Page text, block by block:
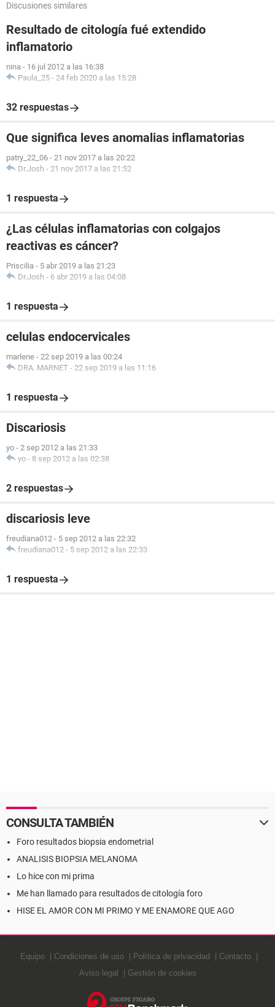
Discusiones similares
Resultado de citología fué extendido
inflamatorio
nina - 16 jul 2012 a las 16:38
Paula_25 - 24 feb 2020 a las 15:28
32 respuestas
Que significa leves anomalias inflamatorias
patry_22_06 - 21 nov 2017 a las 20:22
Dr.Josh - 21 nov 2017 a las 21:52
1 respuesta
¿Las células inflamatorias con colgajos
reactivas es cáncer?
Priscilia - 5 abr 2019 a las 21:23
Dr.Josh - 6 abr 2019 a las 04:08
1 respuesta
celulas endocervicales
marlene - 22 sep 2019 a las 00:24
DRA. MARNET - 22 sep 2019 a las 11:16
1 respuesta
Discariosis
yo - 2 sep 2012 a las 21:33
yo - 8 sep 2012 a las 02:38
2 respuestas
discariosis leve
freudiana012 - 5 sep 2012 a las 22:32
freudiana012 - 5 sep 2012 a las 22:33
1 respuesta
CONSULTA TAMBIÉN
Foro resultados biopsia endometrial
ANALISIS BIOPSIA MELANOMA
Lo hice con mi prima
Me han llamado para resultados de citología foro
HISE EL AMOR CON MI PRIMO Y ME ENAMORE QUE AGO
Equipo Condiciones de uso Política de privacidad
Contacto
Aviso legal
Gestión de cookies